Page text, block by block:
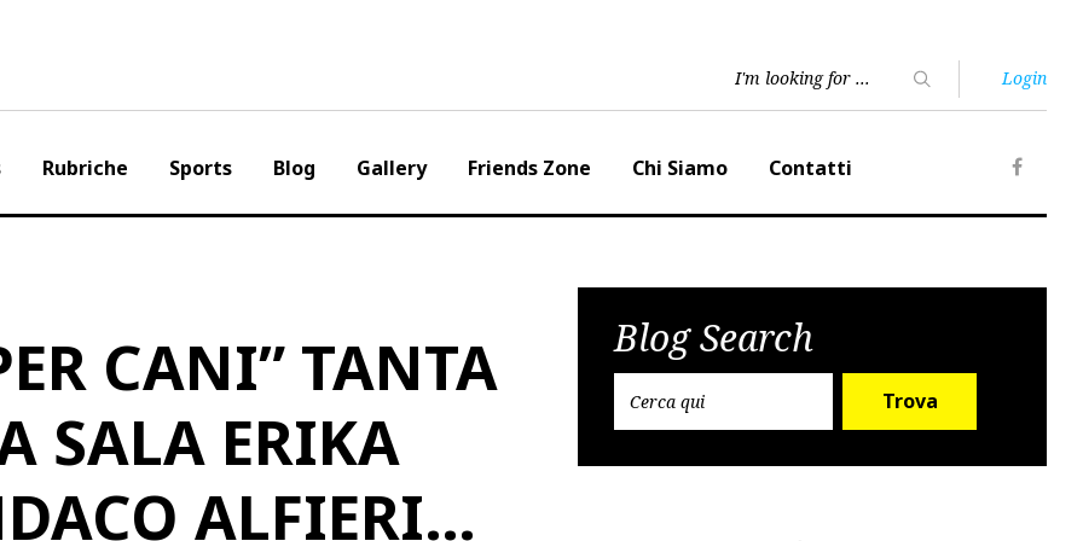
Login
Rubriche Sports Blog Gallery Friends Zone Chi Siamo
Contatti
CANI” TANTA
SALA ERIKA
ALFIERI…
Blog Search
Trova